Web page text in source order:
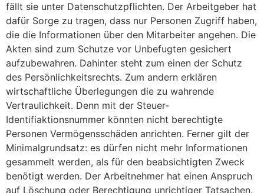
fällt sie unter Datenschutzpflichten. Der Arbeitgeber hat
dafür Sorge zu tragen, dass nur Personen Zugriff haben,
die die Informationen über den Mitarbeiter angehen. Die
Akten sind zum Schutze vor Unbefugten gesichert
aufzubewahren. Dahinter steht zum einen der Schutz
des Persönlichkeitsrechts. Zum andern erklären
wirtschaftliche Überlegungen die zu wahrende
Vertraulichkeit. Denn mit der Steuer-
Identifiaktionsnummer könnten nicht berechtigte
Personen Vermögensschäden anrichten. Ferner gilt der
Minimalgrundsatz: es dürfen nicht mehr Informationen
gesammelt werden, als für den beabsichtigten Zweck
benötigt werden. Der Arbeitnehmer hat einen Anspruch
auf Löschung oder Berechtigung unrichtiger Tatsachen.